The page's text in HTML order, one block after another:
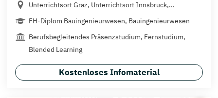
Unterrichtsort Graz, Unterrichtsort Innsbruck,...
FH-Diplom Bauingenieurwesen, Bauingenieurwesen
Berufsbegleitendes Präsenzstudium, Fernstudium,
Blended Learning
Kostenloses Infomaterial